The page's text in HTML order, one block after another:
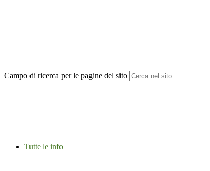
Campo di ricerca per le pagine del sito
Tutte le info